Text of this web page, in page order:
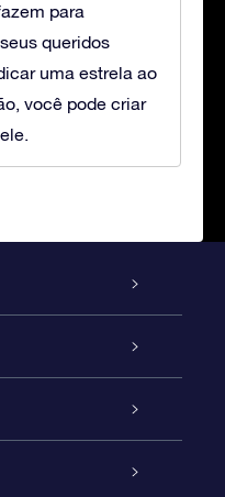
para
queridos
uma estrela ao
você pode criar